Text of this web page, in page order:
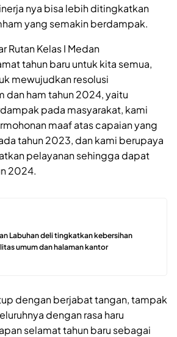
nya bisa lebih ditingkatkan
yang semakin berdampak.
Rutan Kelas I Medan
tahun baru untuk kita semua,
mewujudkan resolusi
dan ham tahun 2024, yaitu
pada masyarakat, kami
maaf atas capaian yang
tahun 2023, dan kami berupaya
pelayanan sehingga dapat
2024.
Labuhan deli tingkatkan kebersihan
umum dan halaman kantor
dengan berjabat tangan, tampak
dengan rasa haru
selamat tahun baru sebagai